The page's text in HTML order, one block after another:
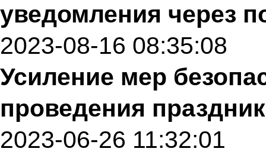
уведомления через
2023-08-16 08:35:08
Усиление мер
проведения
2023-06-26 11:32:01